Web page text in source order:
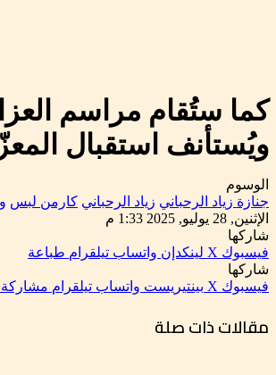
ويُستأنف استقبال
الوسوم
جنازة زياد الرحباني زياد الرحباني كارمن لبس
الإثنين, 28 يوليو, 2025 1:33 م
شاركها
فيسبوك ‫X لينكدإن واتساب تيلقرام طباعة
شاركها
فيسبوك ‫X بينتيريست واتساب تيلقرام مشاركة
مقالات ذات صلة